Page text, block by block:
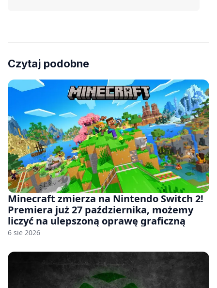
Czytaj podobne
Minecraft zmierza na Nintendo Switch 2!
Premiera już 27 października, możemy
liczyć na ulepszoną oprawę graficzną
6 sie 2026